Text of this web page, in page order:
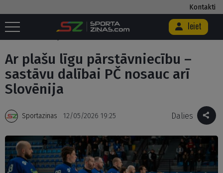
Kontakti
Ieiet
Sākums / Ar plašu līgu pārstāvniecību – sastāvu dalībai PČ
Ar plašu līgu pārstāvniecību –
sastāvu dalībai PČ nosauc arī
Slovēnija
Sportazinas 12/05/2026 19:25 Dalies